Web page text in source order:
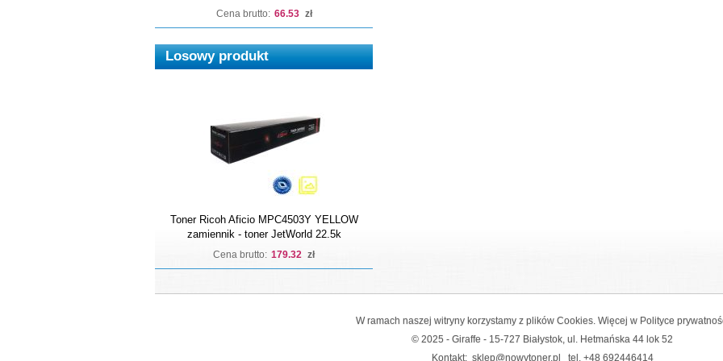
Cena brutto: 66.53 zł
Losowy produkt
Toner Ricoh Aficio MPC4503Y YELLOW
zamiennik - toner JetWorld 22.5k
Cena brutto: 179.32 zł
W ramach naszej witryny korzystamy z plików Cookies. Więcej w Polityce
© 2025 - Giraffe - 15-727 Białystok, ul. Hetmańska 44 lok 52
Kontakt: sklep@nowytoner.pl tel. +48 692446414